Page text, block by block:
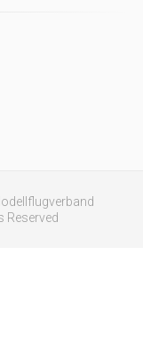
Reserved